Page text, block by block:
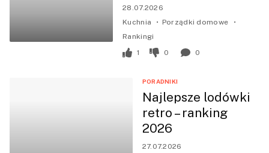
28.07.2026
Kuchnia
Porządki domowe
Rankingi
1
0 0
PORADNIKI
27.07.2026
Najlepsze lodówki
retro – ranking
2026